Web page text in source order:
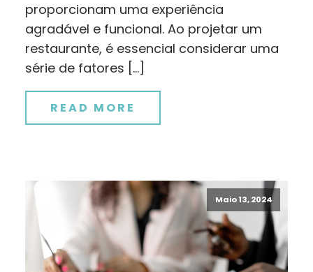
proporcionam uma experiência
agradável e funcional. Ao projetar um
restaurante, é essencial considerar uma
série de fatores […]
READ MORE
Maio 13, 2024